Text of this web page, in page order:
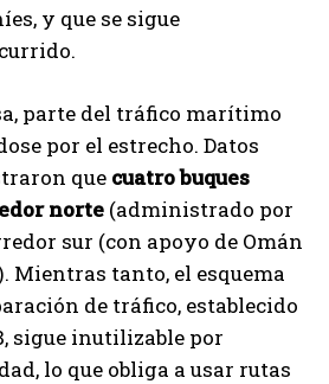
y que se sigue
parte del tráfico marítimo
por el estrecho. Datos
que cuatro buques
norte (administrado por
sur (con apoyo de Omán
Mientras tanto, el esquema
de tráfico, establecido
sigue inutilizable por
lo que obliga a usar rutas